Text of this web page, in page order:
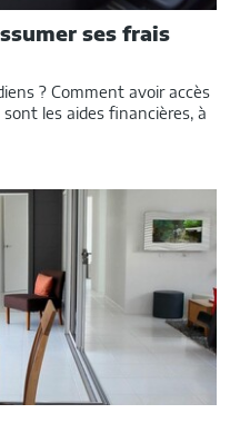
ses frais
? Comment avoir accès
les aides financières, à